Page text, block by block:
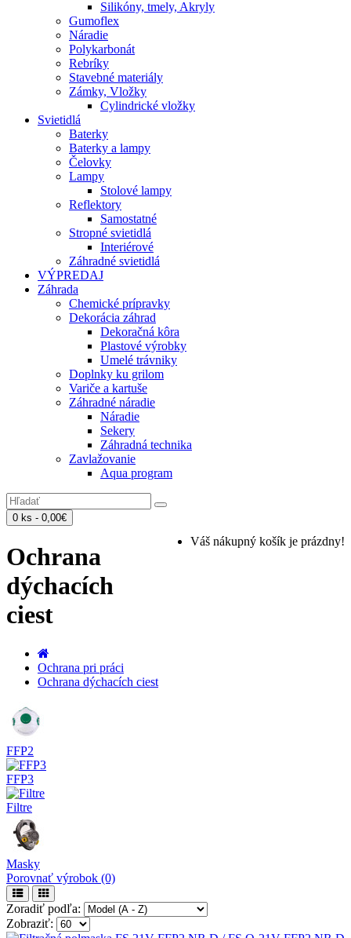
Silikóny, tmely, Akryly
Gumoflex
Náradie
Polykarbonát
Rebríky
Stavebné materiály
Zámky, Vložky
Cylindrické vložky
Svietidlá
Baterky
Baterky a lampy
Čelovky
Lampy
Stolové lampy
Reflektory
Samostatné
Stropné svietidlá
Interiérové
Záhradné svietidlá
VÝPREDAJ
Záhrada
Chemické prípravky
Dekorácia záhrad
Dekoračná kôra
Plastové výrobky
Umelé trávniky
Doplnky ku grilom
Variče a kartuše
Záhradné náradie
Náradie
Sekery
Záhradná technika
Zavlažovanie
Aqua program
0 ks - 0,00€
Váš nákupný košík je prázdny!
Ochrana
dýchacích
ciest
Ochrana pri práci
Ochrana dýchacích ciest
FFP2
FFP3
Filtre
Masky
Porovnať výrobok (0)
Zoradiť podľa:
Zobraziť: